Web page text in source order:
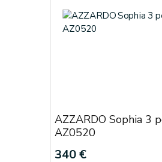
AZZARDO Sophia 3
AZ0520
340 €